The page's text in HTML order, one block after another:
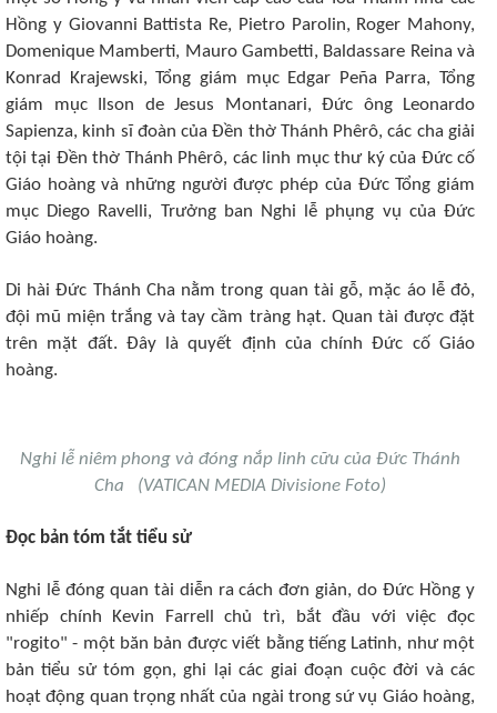
Hồng y Giovanni Battista Re, Pietro Parolin, Roger Mahony,
Domenique Mamberti, Mauro Gambetti, Baldassare Reina và
Konrad Krajewski, Tổng giám mục Edgar Peña Parra, Tổng
giám mục Ilson de Jesus Montanari, Đức ông Leonardo
Sapienza, kinh sĩ đoàn của Đền thờ Thánh Phêrô, các cha giải
tội tại Đền thờ Thánh Phêrô, các linh mục thư ký của Đức cố
Giáo hoàng và những người được phép của Đức Tổng giám
mục Diego Ravelli, Trưởng ban Nghi lễ phụng vụ của Đức
Giáo hoàng.
Di hài Đức Thánh Cha nằm trong quan tài gỗ, mặc áo lễ đỏ,
đội mũ miện trắng và tay cầm tràng hạt. Quan tài được đặt
trên mặt đất. Đây là quyết định của chính Đức cố Giáo
hoàng.
Nghi lễ niêm phong và đóng nắp linh cữu của Đức Thánh
Cha (VATICAN MEDIA Divisione Foto)
Đọc bản tóm tắt tiểu sử
Nghi lễ đóng quan tài diễn ra cách đơn giản, do Đức Hồng y
nhiếp chính Kevin Farrell chủ trì, bắt đầu với việc đọc
"rogito" - một băn bản được viết bằng tiếng Latinh, như một
bản tiểu sử tóm gọn, ghi lại các giai đoạn cuộc đời và các
hoạt động quan trọng nhất của ngài trong sứ vụ Giáo hoàng,